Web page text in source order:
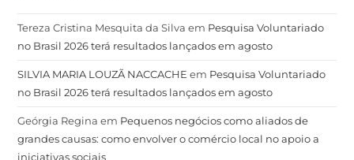
Tereza Cristina Mesquita da Silva em Pesquisa Voluntariado
no Brasil 2026 terá resultados lançados em agosto
SILVIA MARIA LOUZÃ NACCACHE em Pesquisa Voluntariado
no Brasil 2026 terá resultados lançados em agosto
Geórgia Regina em Pequenos negócios como aliados de
grandes causas: como envolver o comércio local no apoio a
iniciativas sociais